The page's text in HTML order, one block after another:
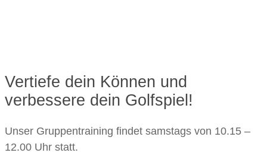
Vertiefe dein Können und
verbessere dein Golfspiel!
Unser Gruppentraining findet samstags von 10.15 –
12.00 Uhr statt.